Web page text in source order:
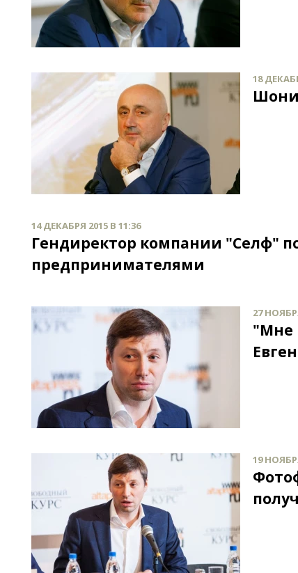
18
14 ДЕКАБРЯ 2015 В 11:36
Гендиректор компании "Селф"
предпринимателями
27
"Мне
19